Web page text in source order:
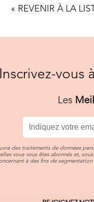
« REVENIR À LA
Inscrivez-vous
Les
des traitements de données
vous vous êtes abonnés et,
à des fins de